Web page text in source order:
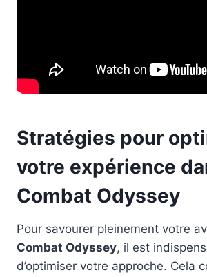
Stratégies pour
votre expérience
Combat Odyssey
Pour savourer pleinement votre
Combat Odyssey, il est
d’optimiser votre approche. Cela